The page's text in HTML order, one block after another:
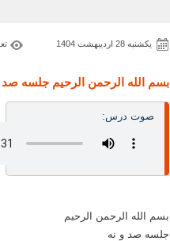
یکشنبه 28 اردیبهشت 1404
بسم الله الرحمن الرحيم جلسه صد
صوت درس:
بسم الله الرحمن الرحيم
جلسه صد و نه